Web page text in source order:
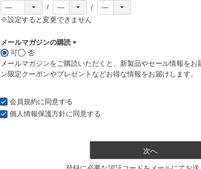
(
必
)
※設定すると変更できません
メールマガジンの購読
必
須
可
否
メールマガジンをご購読いただくと、新製品やセール情報を
ン限定クーポンやプレゼントなどお得な情報をお届けします。
会員規約に同意する
個人情報保護方針に同意する
次へ